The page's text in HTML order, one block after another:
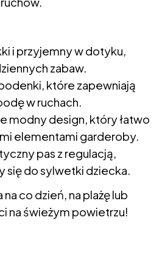
i przyjemny w dotyku,
zabaw.
które zapewniają
w ruchach.
modny design, który łatwo
elementami garderoby.
pas z regulacją,
się do sylwetki dziecka.
co dzień, na plażę lub
na świeżym powietrzu!